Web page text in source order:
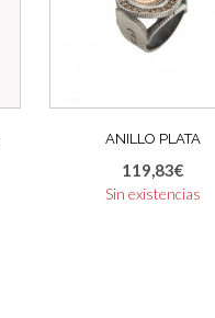
ANILLO PLATA
119,83€
Sin existencias